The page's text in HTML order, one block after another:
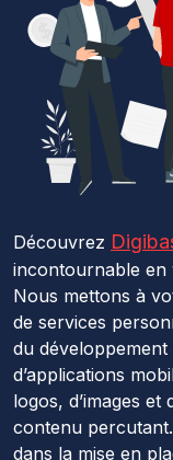
Découvrez
incontournable en
Nous mettons à
de services
du
d’applications
logos, d’images
contenu
dans la mise en